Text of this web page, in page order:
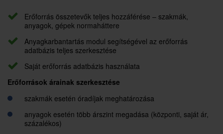
Erőforrás összetevők teljes hozzáférése – szakmák,
anyagok, gépek normaháttere
Anyagkarbantartás modul segítségével az erőforrás
adatbázis teljes szerkesztése
Saját erőforrás adatbázis használata
Erőforrások árainak szerkesztése
szakmák esetén óradíjak meghatározása
anyagok esetén több árszint megadása (központi, saját ár,
százalékos)